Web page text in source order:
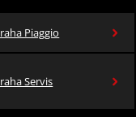
Piaggio
Servis